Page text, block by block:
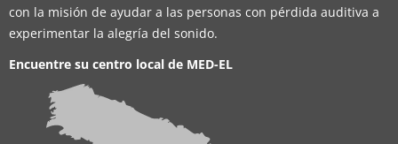
con la misión de ayudar a las personas con pérdida auditiva a
experimentar la alegría del sonido.
Encuentre su centro local de MED-EL